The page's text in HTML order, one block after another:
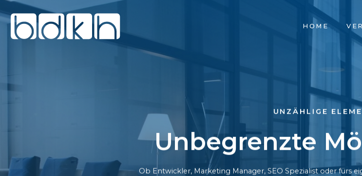
NAVIGATION
HOME
UNZÄHLIGE
Unbegrenzte
Ob Entwickler, Marketing Manager, SEO Spezialist oder fürs